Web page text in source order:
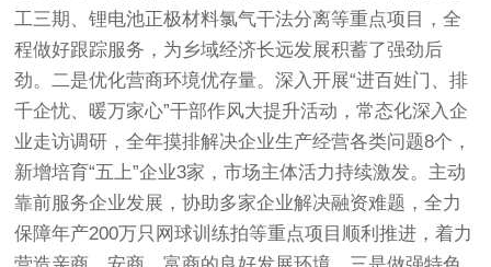
工三期、锂电池正极材料氯气干法分离等重点项目，全
程做好跟踪服务，为乡域经济长远发展积蓄了强劲后
劲。二是优化营商环境优存量。深入开展“进百姓门、排
千企忧、暖万家心”干部作风大提升活动，常态化深入企
业走访调研，全年摸排解决企业生产经营各类问题8个，
新增培育“五上”企业3家，市场主体活力持续激发。主动
靠前服务企业发展，协助多家企业解决融资难题，全力
保障年产200万只网球训练拍等重点项目顺利推进，着力